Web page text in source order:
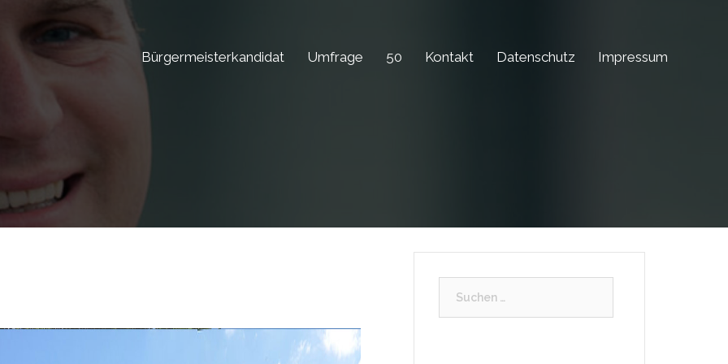
Bürgermeisterkandidat Umfrage 50 Kontakt Datenschutz Impressum
nach: